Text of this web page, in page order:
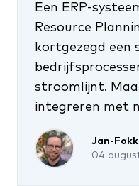
Een ERP-
Resource
kortgezegd een
stroomlijnt.
integreren met
Jan-
04